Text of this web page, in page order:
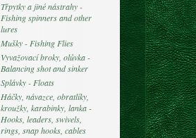
Třpytky a jiné nástrahy -
Fishing spinners and other
lures
Mušky - Fishing Flies
Vyvažovací broky, olůvka -
Balancing shot and sinker
Splávky - Floats
Háčky, návazce, obratlíky,
kroužky, karabinky, lanka -
Hooks, leaders, swivels,
rings, snap hooks, cables